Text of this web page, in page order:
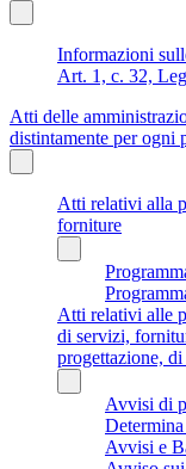
Informazioni
Art. 1, c. 32,
Atti delle
distintamente per ogni
Atti relativi alla
forniture
Atti relativi alle
di servizi,
progettazione,
Avvisi di
Avvisi e